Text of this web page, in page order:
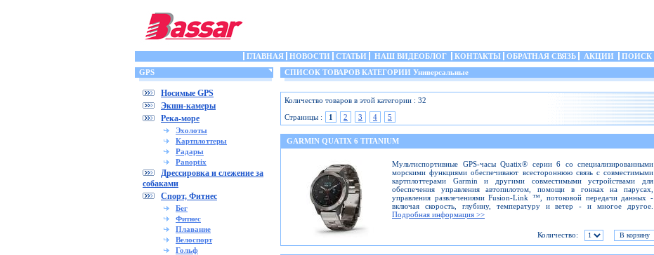
ГЛАВНАЯ НОВОСТИ СТАТЬИ НАШ ВИДЕОБЛОГ КОНТАКТЫ ОБРАТНАЯ СВЯЗЬ АКЦИИ ПОИСК
GPS
Носимые GPS
Экшн-камеры
Река-море
Эхолоты
Картплоттеры
Радары
Panoptix
Дрессировка и слежение за
собаками
Спорт, Фитнес
Бег
Фитнес
Плавание
Велоспорт
Гольф
СПИСОК ТОВАРОВ КАТЕГОРИИ Универсальные
Количество товаров в этой категории : 32
Страницы :
1 2 3 4 5
GARMIN QUATIX 6 TITANIUM
Мультиспортивные GPS-часы Quatix® серии 6 со специализированными
морскими функциями обеспечивают всестороннюю связь с совместимыми
картплоттерами Garmin и другими совместимыми устройствами для
обеспечения управления автопилотом, помощи в гонках на парусах,
управления развлечениями Fusion-Link ™, потоковой передачи данных -
включая скорость, глубину, температуру и ветер - и многое другое.
Подробная информация >>
Количество: